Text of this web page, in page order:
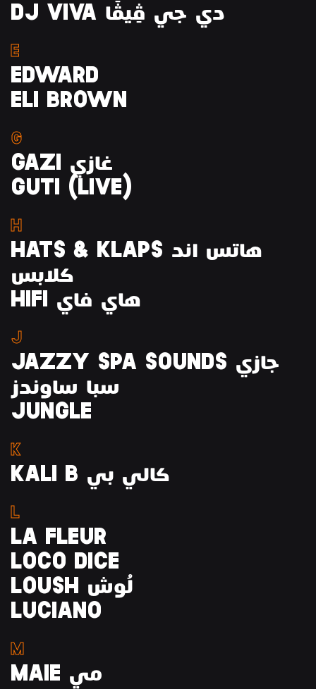
DJ VIVA دي جي ڤِيڤَا
E
EDWARD
ELI BROWN
G
GAZI غازي
GUTI (LIVE)
H
HATS & KLAPS هاتس اند
كلابس
HIFI هاي فاي
J
JAZZY SPA SOUNDS جازي
سبا ساوندز
JUNGLE
K
KALI B كالي بي
L
LA FLEUR
LOCO DICE
LOUSH لُوش
LUCIANO
M
MAIE مي